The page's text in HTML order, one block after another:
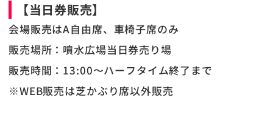
【当日券販売】
会場販売はA自由席、車椅子席のみ
販売場所：噴水広場当日券売り場
販売時間：13:00〜ハーフタイム終了まで
※WEB販売は芝かぶり席以外販売